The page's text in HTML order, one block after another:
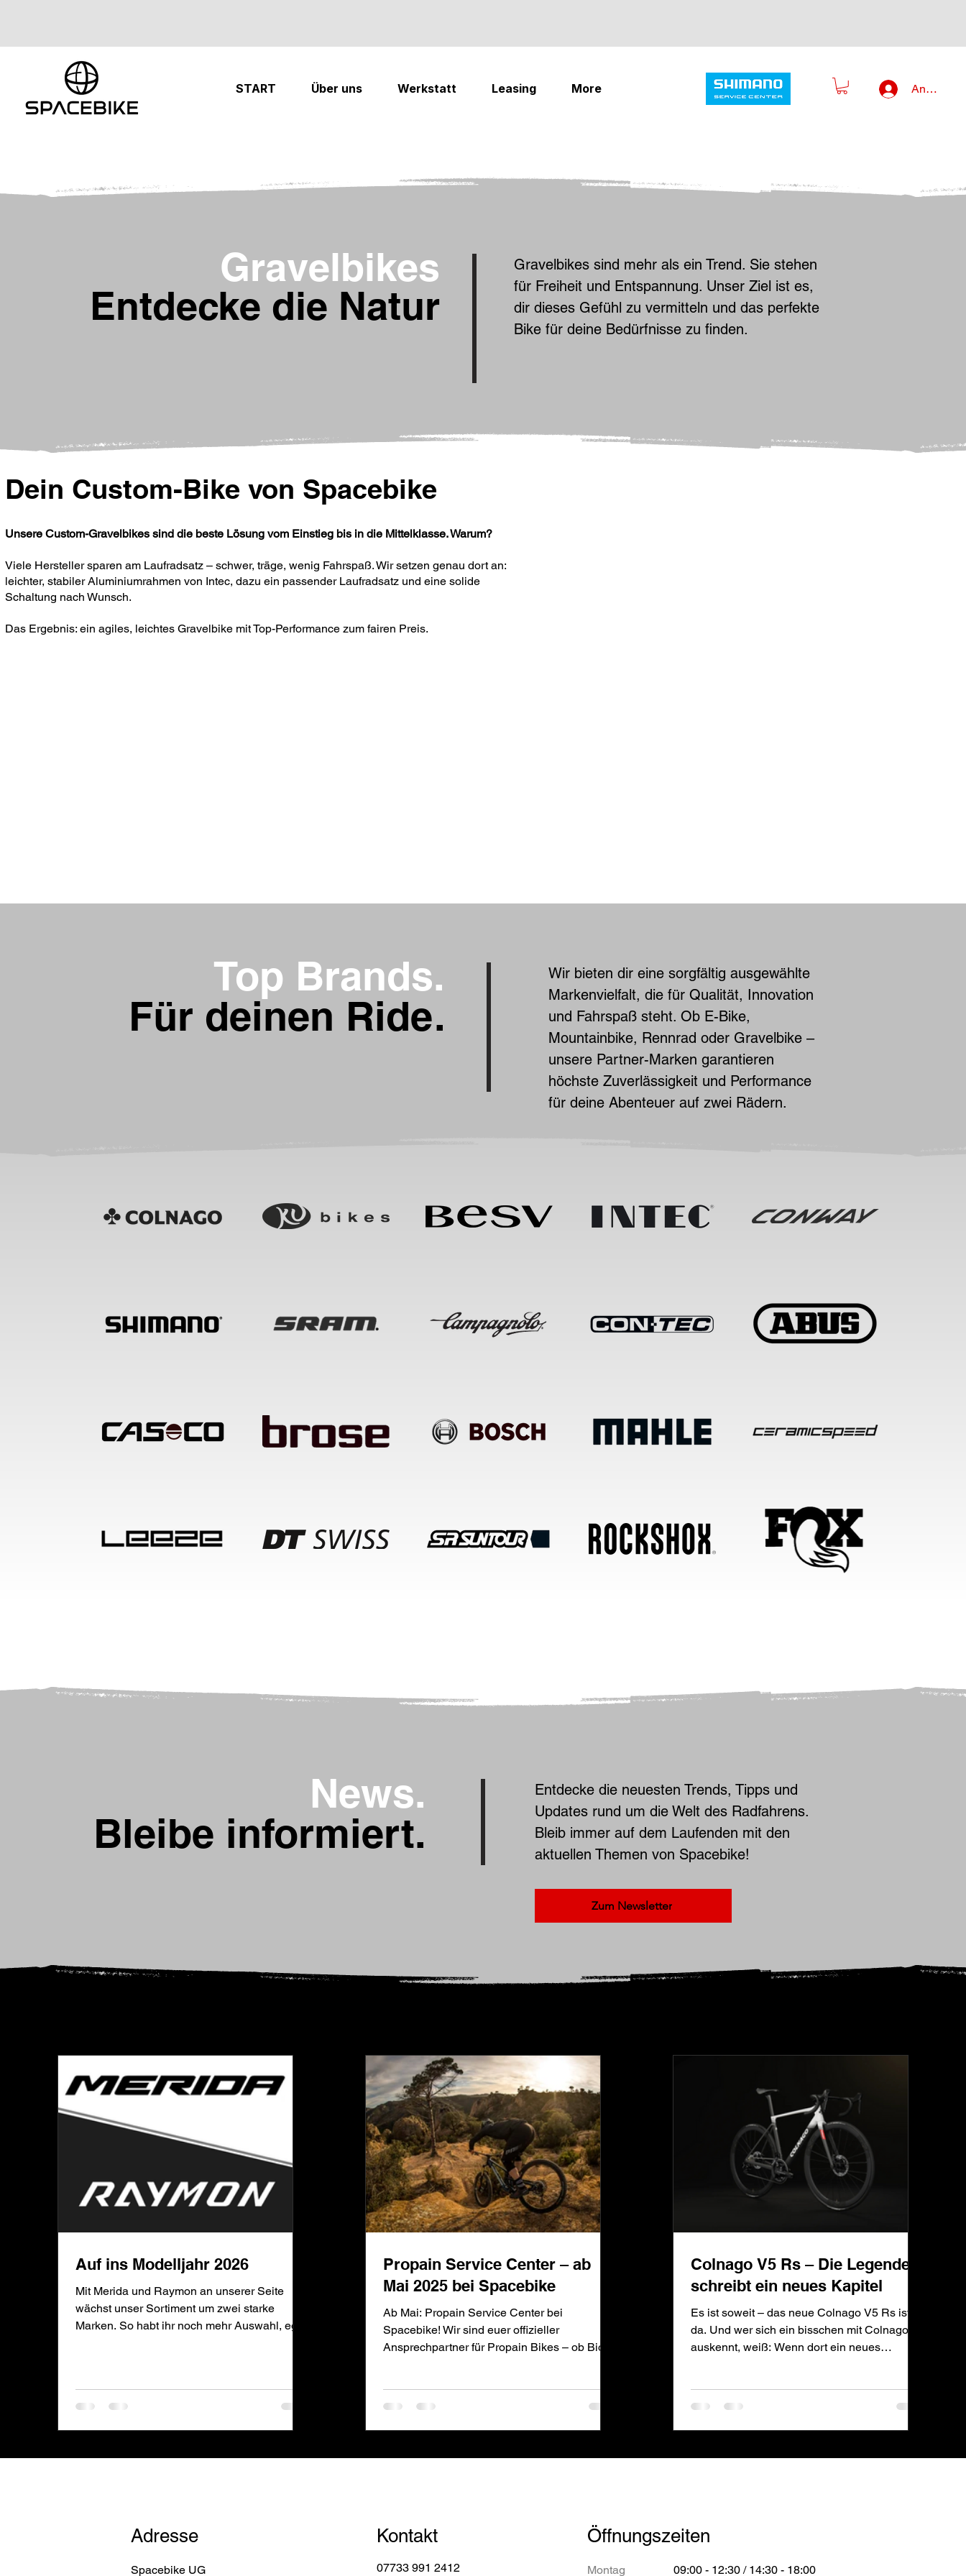
START Über uns Werkstatt Leasing More Anmelden
Gravelbikes
Entdecke die Natur
Gravelbikes sind mehr als ein Trend. Sie stehen
für Freiheit und Entspannung. Unser Ziel ist es,
dir dieses Gefühl zu vermitteln und das perfekte
Bike für deine Bedürfnisse zu finden.
Dein Custom-Bike von Spacebike
Unsere Custom-Gravelbikes sind die beste Lösung vom Einstieg bis in die Mittelklasse. Warum?
Viele Hersteller sparen am Laufradsatz – schwer, träge, wenig Fahrspaß. Wir setzen genau dort an:
leichter, stabiler Aluminiumrahmen von Intec, dazu ein passender Laufradsatz und eine solide
Schaltung nach Wunsch.
Das Ergebnis: ein agiles, leichtes Gravelbike mit Top-Performance zum fairen Preis.
Top Brands.
Für deinen Ride.
Wir bieten dir eine sorgfältig ausgewählte
Markenvielfalt, die für Qualität, Innovation
und Fahrspaß steht. Ob E-Bike,
Mountainbike, Rennrad oder Gravelbike –
unsere Partner-Marken garantieren
höchste Zuverlässigkeit und Performance
für deine Abenteuer auf zwei Rädern.
News.
Bleibe informiert.
Entdecke die neuesten Trends, Tipps und
Updates rund um die Welt des Radfahrens.
Bleib immer auf dem Laufenden mit den
aktuellen Themen von Spacebike!
Zum Newsletter
Auf ins Modelljahr 2026
Mit Merida und Raymon an unserer Seite
wächst unser Sortiment um zwei starke
Marken. So habt ihr noch mehr Auswahl, egal
Trekkingrad für lange Touren möchtet.
Propain Service Center – ab
Mai 2025 bei Spacebike
Ab Mai: Propain Service Center bei
Spacebike! Wir sind euer offizieller
Ansprechpartner für Propain Bikes – ob Bio-
Colnago V5 Rs – Die Legende
schreibt ein neues Kapitel
Es ist soweit – das neue Colnago V5 Rs ist
da. Und wer sich ein bisschen mit Colnago
auskennt, weiß: Wenn dort ein neues
Adresse
Spacebike UG
Kontakt
07733 991 2412
Öffnungszeiten
09:00 - 12:30 / 14:30 - 18:00
Montag